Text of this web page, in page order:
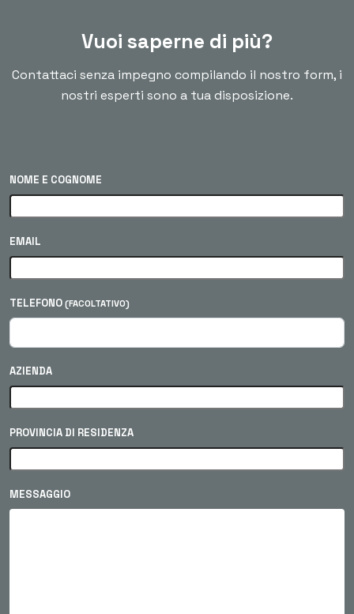
Vuoi saperne di più?
Contattaci senza impegno compilando il nostro form, i
nostri esperti sono a tua disposizione.
NOME E COGNOME
EMAIL
TELEFONO (FACOLTATIVO)
AZIENDA
PROVINCIA DI RESIDENZA
MESSAGGIO